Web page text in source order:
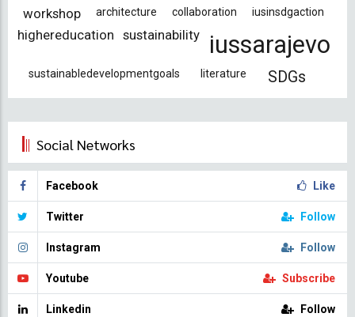
workshop architecture collaboration iusinsdgaction
highereducation sustainability iussarajevo
sustainabledevelopmentgoals literature SDGs
Social Networks
Facebook Like
Twitter Follow
Instagram Follow
Youtube Subscribe
Linkedin Follow